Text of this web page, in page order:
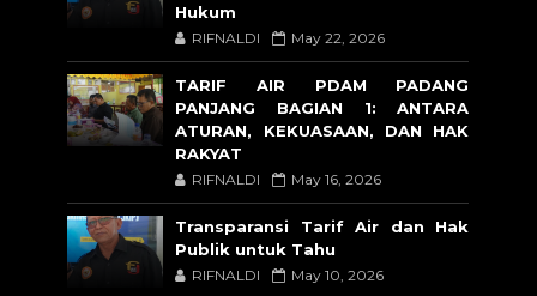
Hukum
RIFNALDI May 22, 2026
TARIF AIR PDAM PADANG
PANJANG BAGIAN 1: ANTARA
ATURAN, KEKUASAAN, DAN HAK
RAKYAT
RIFNALDI May 16, 2026
Transparansi Tarif Air dan Hak
Publik untuk Tahu
RIFNALDI May 10, 2026